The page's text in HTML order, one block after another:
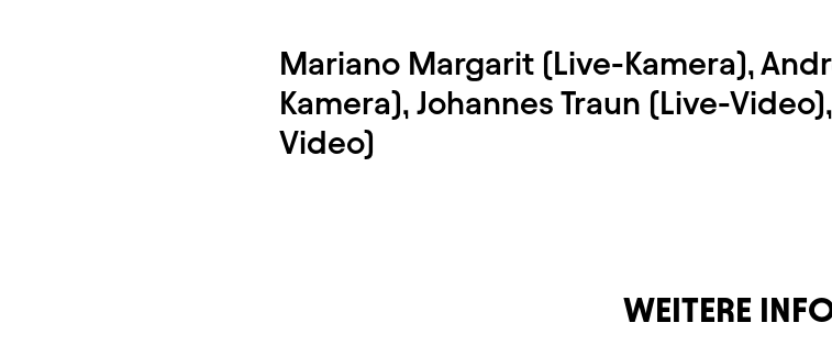
Mariano Margarit (Live-Kamera),
Kamera), Johannes Traun (Live-
Video)
WEITERE